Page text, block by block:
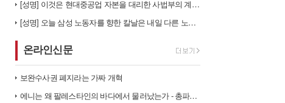
[성명] 이것은 현대중공업 자본을 대리한 사법부의 계급투쟁이다
[성명] 오늘 삼성 노동자를 향한 칼날은 내일 다른 노동자를 향한다
온라인신문
보완수사권 폐지라는 가짜 개혁
에니는 왜 팔레스타인의 바다에서 물러났는가 - 총파업, 항구 봉쇄, 국제…